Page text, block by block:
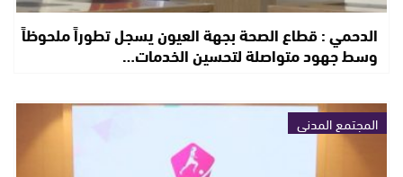
الدحمي : قطاع الصحة بجهة العيون يسجل تطوراً ملحوظاً
وسط جهود متواصلة لتحسين الخدمات…
المجتمع المدني